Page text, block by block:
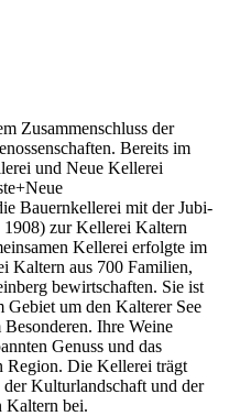
Zusammenschluss der
Bereits im
und Neue Kellerei
Bauernkellerei mit der Jubi­
zur Kellerei Kaltern
Kellerei erfolgte im
Kaltern aus 700 Familien,
bewirtschaften. Sie ist
Gebiet um den Kalterer See
Ihre Weine
Genuss und das
Region. Die Kellerei trägt
Kulturlandschaft und der
Kaltern bei.